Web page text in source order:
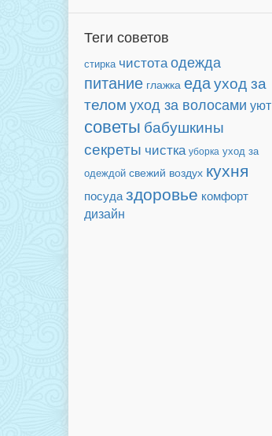
Теги советов
стирка чистотаодежда
питание глажка едауход за
теломуход за волосами уют
советы бабушкины
секреты чистка уборка уход за
одеждой свежий воздух кухня
посудаздоровье комфорт
дизайн